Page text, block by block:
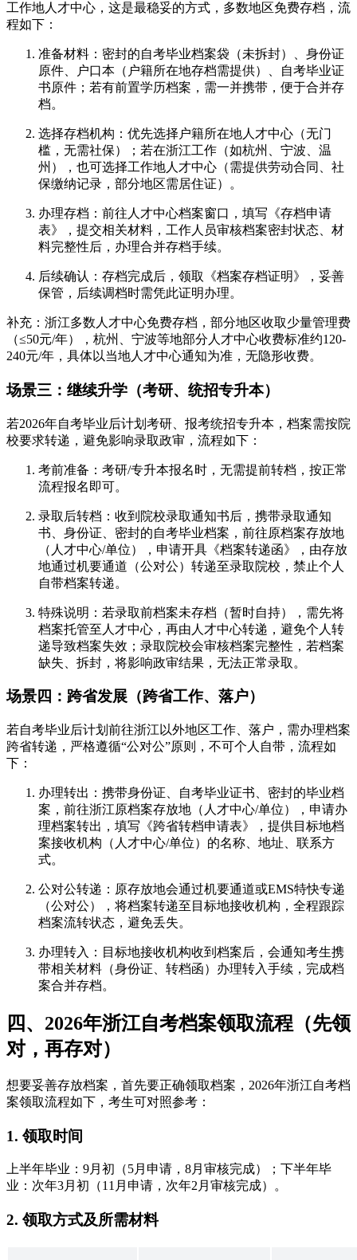
工作地人才中心，这是最稳妥的方式，多数地区免费存档，流
程如下：
准备材料：密封的自考毕业档案袋（未拆封）、身份证
原件、户口本（户籍所在地存档需提供）、自考毕业证
书原件；若有前置学历档案，需一并携带，便于合并存
档。
选择存档机构：优先选择户籍所在地人才中心（无门
槛，无需社保）；若在浙江工作（如杭州、宁波、温
州），也可选择工作地人才中心（需提供劳动合同、社
保缴纳记录，部分地区需居住证）。
办理存档：前往人才中心档案窗口，填写《存档申请
表》，提交相关材料，工作人员审核档案密封状态、材
料完整性后，办理合并存档手续。
后续确认：存档完成后，领取《档案存档证明》，妥善
保管，后续调档时需凭此证明办理。
补充：浙江多数人才中心免费存档，部分地区收取少量管理费
（≤50元/年），杭州、宁波等地部分人才中心收费标准约120-
240元/年，具体以当地人才中心通知为准，无隐形收费。
场景三：继续升学（考研、统招专升本）
若2026年自考毕业后计划考研、报考统招专升本，档案需按院
校要求转递，避免影响录取政审，流程如下：
考前准备：考研/专升本报名时，无需提前转档，按正常
流程报名即可。
录取后转档：收到院校录取通知书后，携带录取通知
书、身份证、密封的自考毕业档案，前往原档案存放地
（人才中心/单位），申请开具《档案转递函》，由存放
地通过机要通道（公对公）转递至录取院校，禁止个人
自带档案转递。
特殊说明：若录取前档案未存档（暂时自持），需先将
档案托管至人才中心，再由人才中心转递，避免个人转
递导致档案失效；录取院校会审核档案完整性，若档案
缺失、拆封，将影响政审结果，无法正常录取。
场景四：跨省发展（跨省工作、落户）
若自考毕业后计划前往浙江以外地区工作、落户，需办理档案
跨省转递，严格遵循“公对公”原则，不可个人自带，流程如
下：
办理转出：携带身份证、自考毕业证书、密封的毕业档
案，前往浙江原档案存放地（人才中心/单位），申请办
理档案转出，填写《跨省转档申请表》，提供目标地档
案接收机构（人才中心/单位）的名称、地址、联系方
式。
公对公转递：原存放地会通过机要通道或EMS特快专递
（公对公），将档案转递至目标地接收机构，全程跟踪
档案流转状态，避免丢失。
办理转入：目标地接收机构收到档案后，会通知考生携
带相关材料（身份证、转档函）办理转入手续，完成档
案合并存档。
四、2026年浙江自考档案领取流程（先领
对，再存对）
想要妥善存放档案，首先要正确领取档案，2026年浙江自考档
案领取流程如下，考生可对照参考：
1. 领取时间
上半年毕业：9月初（5月申请，8月审核完成）；下半年毕
业：次年3月初（11月申请，次年2月审核完成）。
2. 领取方式及所需材料